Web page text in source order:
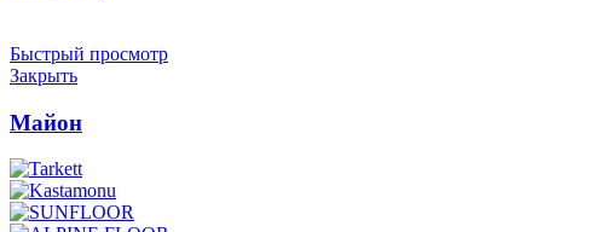
Быстрый просмотр
Закрыть
Майон